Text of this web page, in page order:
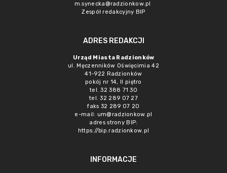
m.synecka@radzionkow.pl
Zespół redakcyjny BIP
ADRES REDAKCJI
Urząd Miasta Radzionków
ul. Męczenników Oświęcimia 42
41-922 Radzionków
pokój nr 14, II piętro
tel. 32 388 71 30
tel. 32 289 07 27
faks 32 289 07 20
e-mail: um@radzionkow.pl
adres strony BIP:
https://bip.radzionkow.pl
INFORMACJE